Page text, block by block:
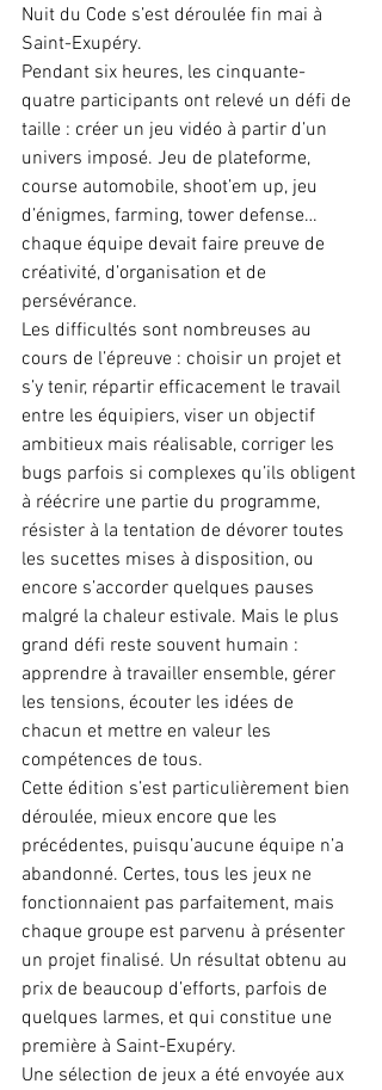
Nuit du Code s’est déroulée fin mai à
Saint-Exupéry.
Pendant six heures, les cinquante-
quatre participants ont relevé un défi de
taille : créer un jeu vidéo à partir d’un
univers imposé. Jeu de plateforme,
course automobile, shoot’em up, jeu
d’énigmes, farming, tower defense…
chaque équipe devait faire preuve de
créativité, d’organisation et de
persévérance.
Les difficultés sont nombreuses au
cours de l’épreuve : choisir un projet et
s’y tenir, répartir efficacement le travail
entre les équipiers, viser un objectif
ambitieux mais réalisable, corriger les
bugs parfois si complexes qu’ils obligent
à réécrire une partie du programme,
résister à la tentation de dévorer toutes
les sucettes mises à disposition, ou
encore s’accorder quelques pauses
malgré la chaleur estivale. Mais le plus
grand défi reste souvent humain :
apprendre à travailler ensemble, gérer
les tensions, écouter les idées de
chacun et mettre en valeur les
compétences de tous.
Cette édition s’est particulièrement bien
déroulée, mieux encore que les
précédentes, puisqu’aucune équipe n’a
abandonné. Certes, tous les jeux ne
fonctionnaient pas parfaitement, mais
chaque groupe est parvenu à présenter
un projet finalisé. Un résultat obtenu au
prix de beaucoup d’efforts, parfois de
quelques larmes, et qui constitue une
première à Saint-Exupéry.
Une sélection de jeux a été envoyée aux